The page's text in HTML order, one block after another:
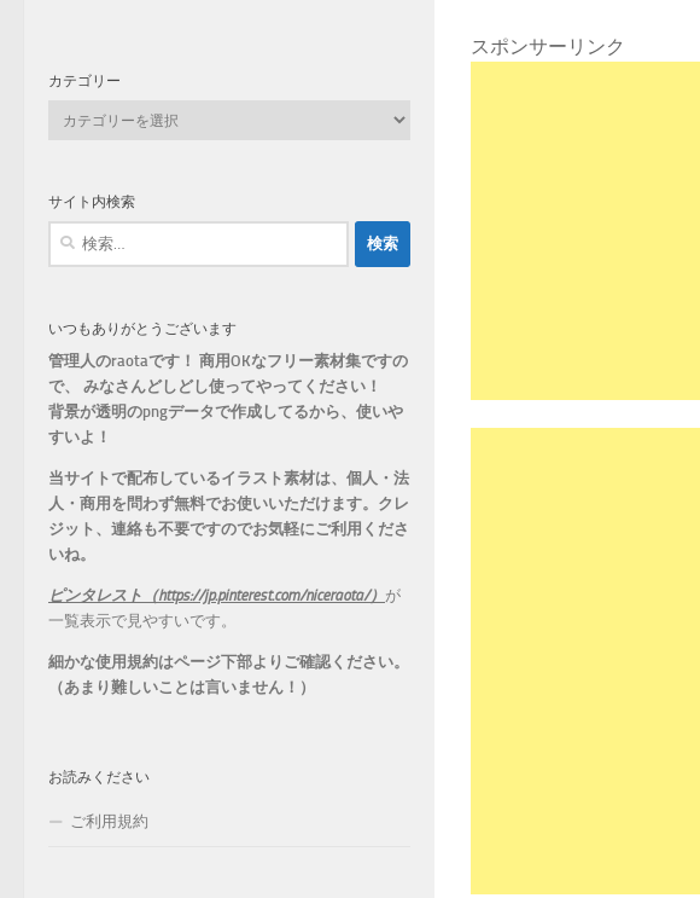
スポンサーリンク
カテゴリー
ー
サイト内検索
いつもありがとうございます
管理人のraotaです！ 商用OKなフリー素材集ですの
で、 みなさんどしどし使ってやってください！
背景が透明のpngデータで作成してるから、 使いや
すいよ！
当サイトで配布しているイラスト素材は、個人・法
人・商用を問わず無料でお使いいただけます。 クレ
ジット、連絡も不要ですのでお気軽にご利用くださ
いね。
ピンタレスト（https://jp.pinterest.com/niceraota/） が
一覧表示で見やすいです。
細かな使用規約はページ下部よりご確認ください。
（あまり難しいことは言いません！）
お読みください
ご利用規約